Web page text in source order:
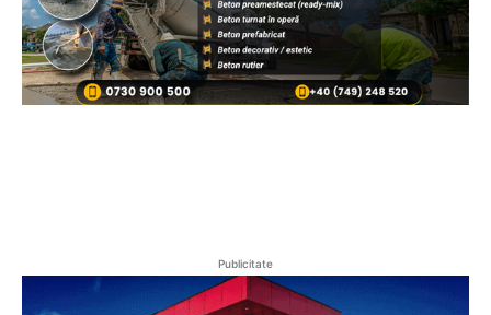
Publicitate